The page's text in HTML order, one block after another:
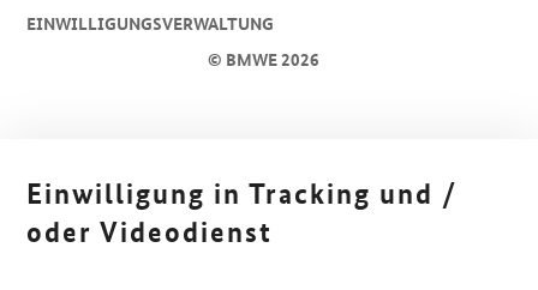
© BMWE 2026
EINWILLIGUNGSVERWALTUNG
Einwilligung in Tracking und /
oder Videodienst